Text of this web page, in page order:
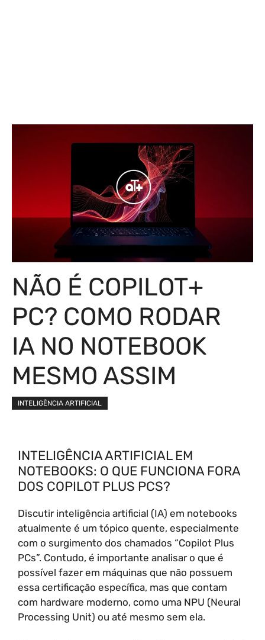
NÃO É COPILOT+
PC? COMO RODAR
IA NO NOTEBOOK
MESMO ASSIM
INTELIGÊNCIA ARTIFICIAL
INTELIGÊNCIA ARTIFICIAL EM
NOTEBOOKS: O QUE FUNCIONA FORA
DOS COPILOT PLUS PCS?
Discutir inteligência artificial (IA) em notebooks
atualmente é um tópico quente, especialmente
com o surgimento dos chamados “Copilot Plus
PCs”. Contudo, é importante analisar o que é
possível fazer em máquinas que não possuem
essa certificação específica, mas que contam
com hardware moderno, como uma NPU (Neural
Processing Unit) ou até mesmo sem ela.